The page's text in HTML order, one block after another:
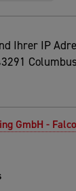
Ihrer IP
GmbH -